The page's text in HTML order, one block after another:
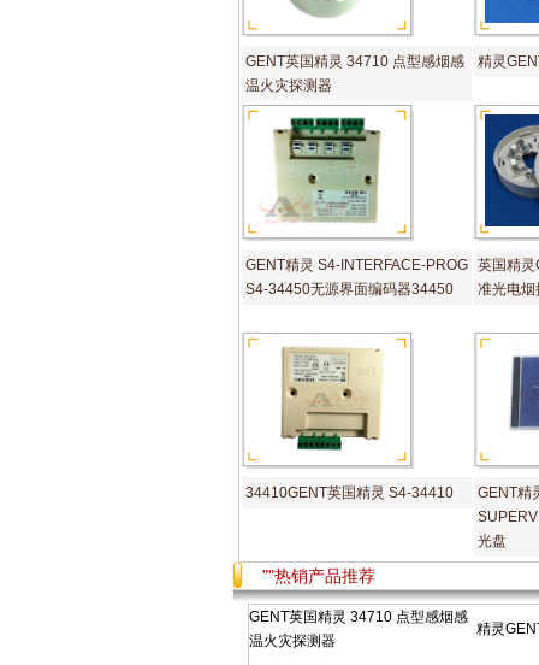
GENT英国精灵 34710 点型感烟感
温火灾探测器
精灵
GENT精灵 S4-INTERFACE-PROG
S4-34450无源界面编码器34450
英国精
准光电
34410GENT英国精灵 S4-34410
GENT精
光盘
""热销产品推荐
GENT英国精灵 34710 点型感烟感
温火灾探测器
精灵